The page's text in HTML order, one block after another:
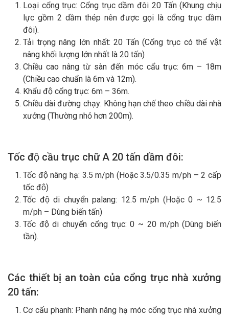
Loại cổng trục: Cổng trục dầm đôi 20 Tấn (Khung chịu
lực gồm 2 dầm thép nên được gọi là cổng trục dầm
đôi).
Tải trọng nâng lớn nhất: 20 Tấn (Cổng trục có thể vật
nâng khối lượng lớn nhất là 20 tấn)
Chiều cao nâng từ sàn đến móc cẩu trục: 6m – 18m
(Chiều cao chuẩn là 6m và 12m).
Khẩu độ cổng trục: 6m – 36m.
Chiều dài đường chạy: Không hạn chế theo chiều dài nhà
xưởng (Thường nhỏ hơn 200m).
Tốc độ cầu trục chữ A 20 tấn dầm đôi:
Tốc độ nâng hạ: 3.5 m/ph (Hoặc 3.5/0.35 m/ph – 2 cấp
tốc độ)
Tốc độ di chuyển palang: 12.5 m/ph (Hoặc 0 ~ 12.5
m/ph – Dùng biến tấn)
Tốc độ di chuyển cổng trục: 0 ~ 20 m/ph (Dùng biến
tần).
Các thiết bị an toàn của cổng trục nhà xưởng
20 tấn:
Cơ cấu phanh: Phanh nâng hạ móc cổng trục nhà xưởng